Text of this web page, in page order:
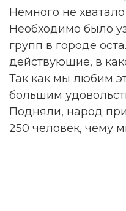
Немного не
Необходимо было
групп в городе
действующие, в
Так как мы любим
большим
Подняли, народ
250 человек, чему